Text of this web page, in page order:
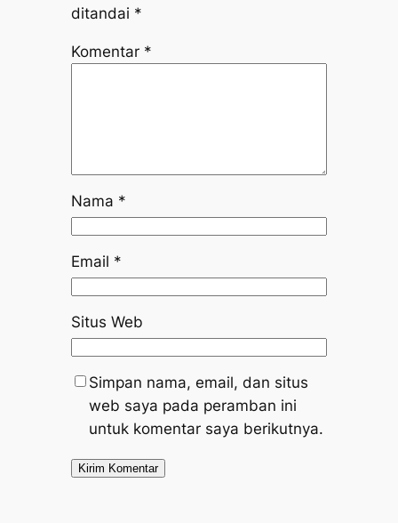
ditandai *
Komentar *
Nama *
Email *
Situs Web
Simpan nama, email, dan situs
web saya pada peramban ini
untuk komentar saya berikutnya.